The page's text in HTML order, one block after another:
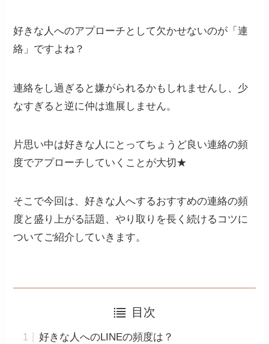
好きな人へのアプローチとして欠かせないのが「連
絡」ですよね？
連絡をし過ぎると嫌がられるかもしれませんし、少
なすぎると逆に仲は進展しません。
片思い中は好きな人にとってちょうど良い連絡の頻
度でアプローチしていくことが大切★
そこで今回は、好きな人へするおすすめの連絡の頻
度と盛り上がる話題、やり取りを長く続けるコツに
ついてご紹介していきます。
目次
好きな人へのLINEの頻度は？